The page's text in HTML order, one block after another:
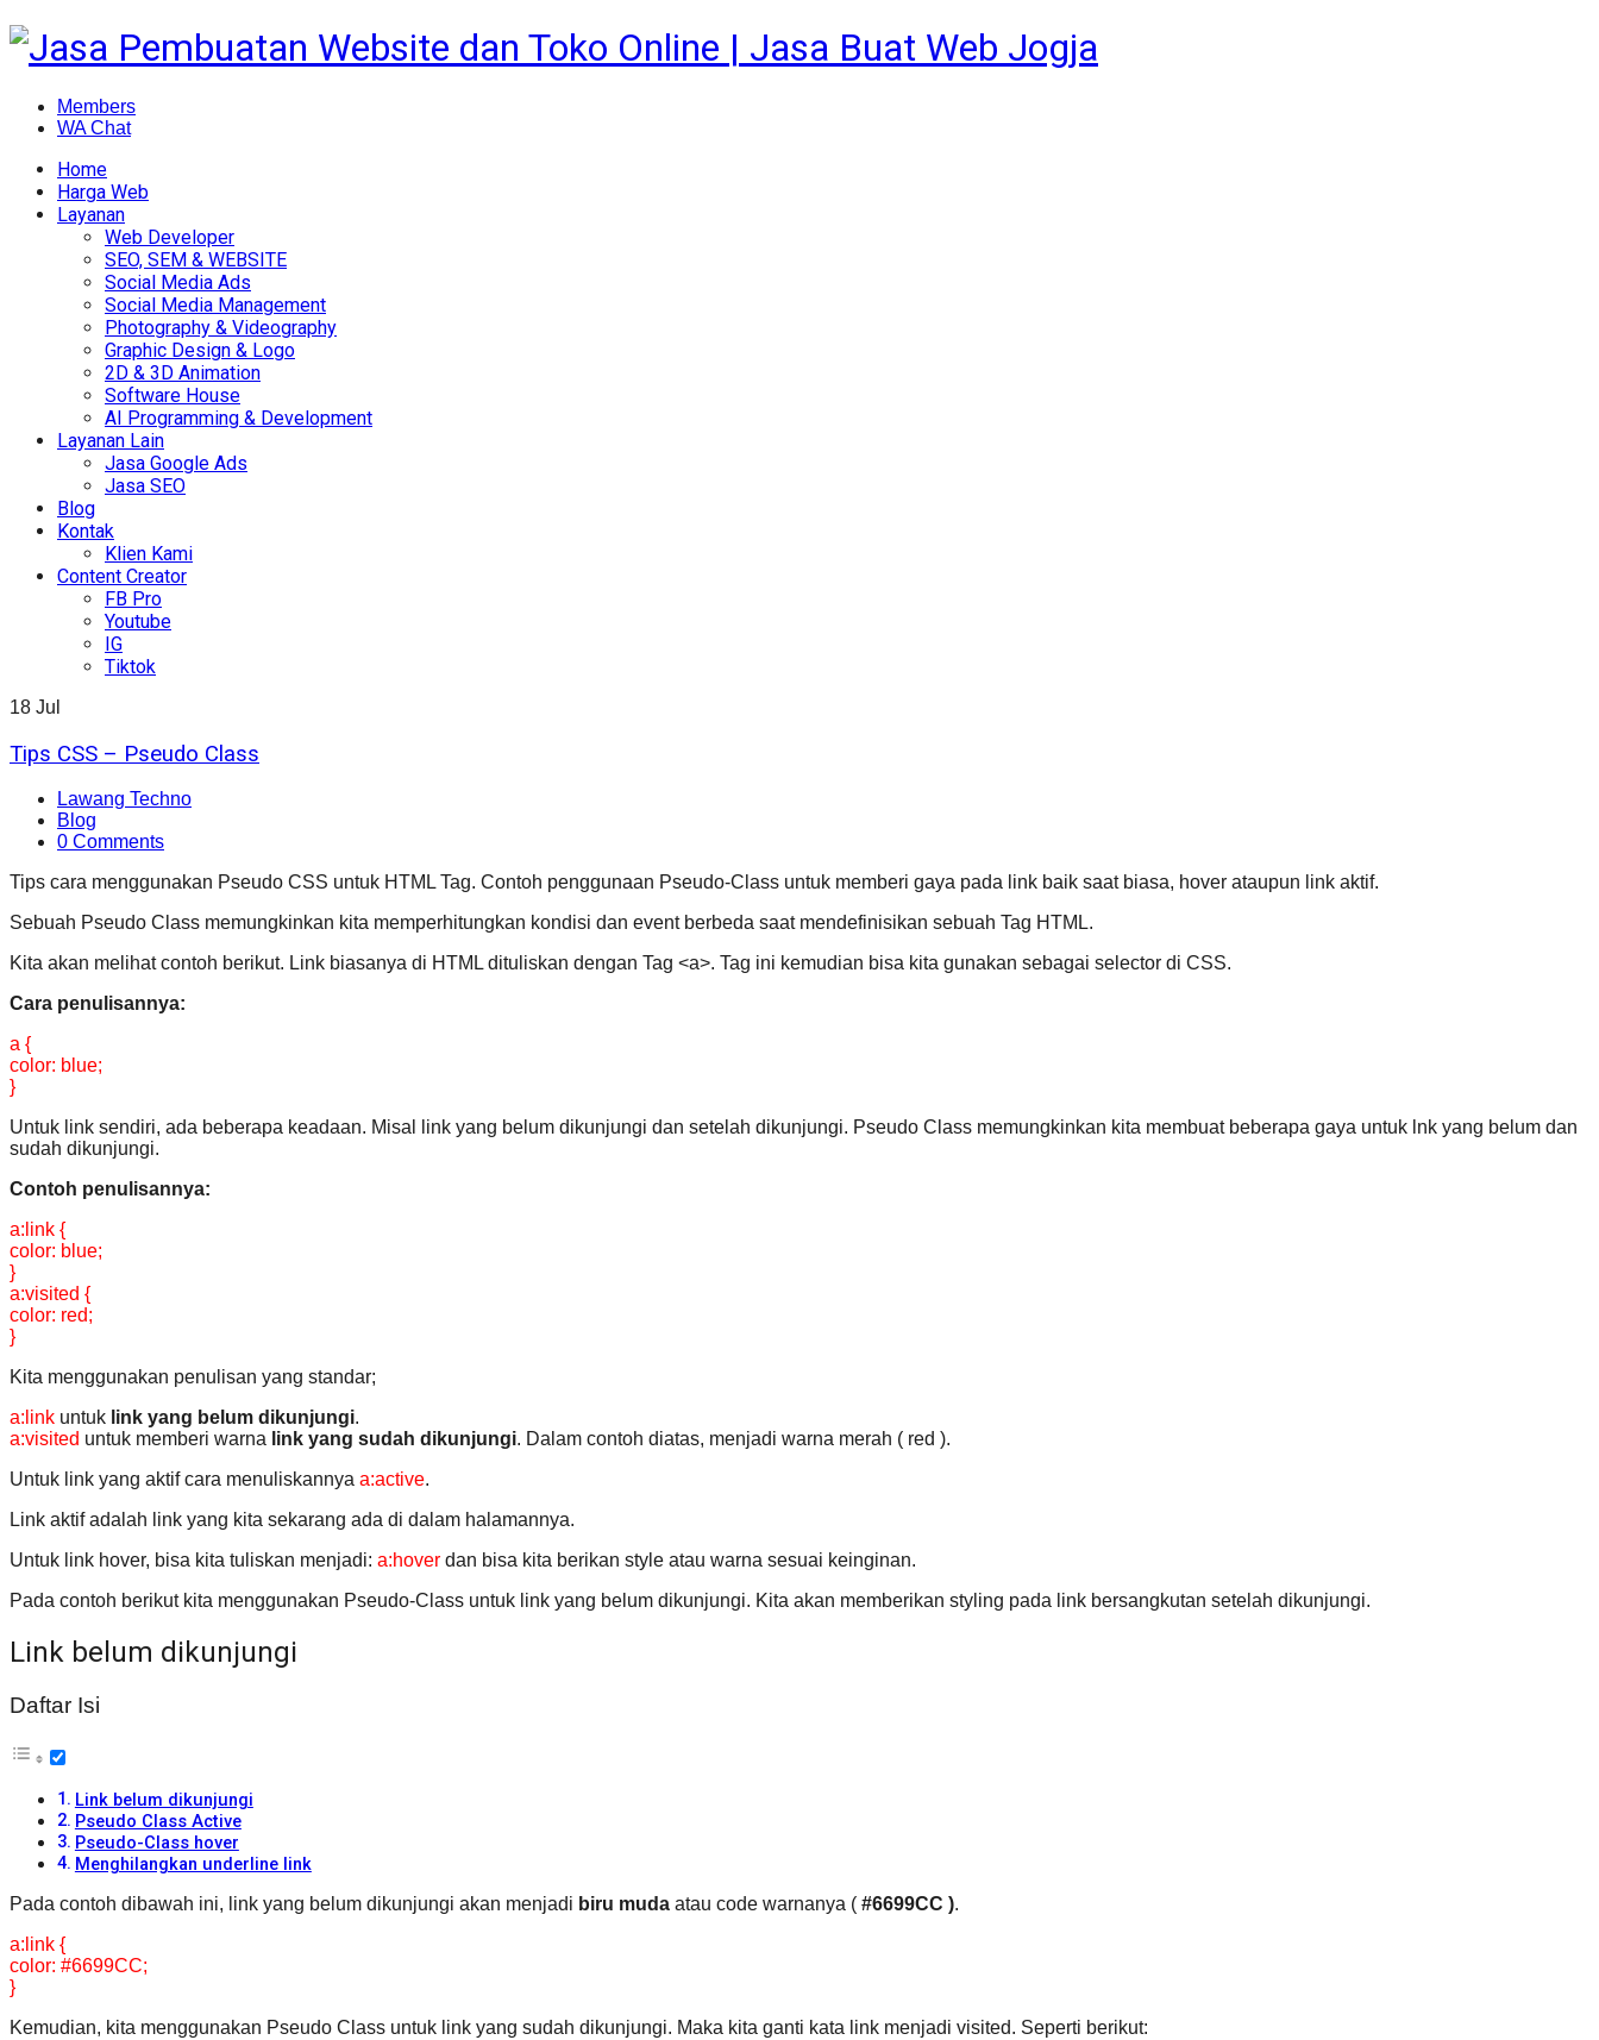
Members
WA Chat
Home
Harga Web
Layanan
Web Developer
SEO, SEM & WEBSITE
Social Media Ads
Social Media Management
Photography & Videography
Graphic Design & Logo
2D & 3D Animation
Software House
AI Programming & Development
Layanan Lain
Jasa Google Ads
Jasa SEO
Blog
Kontak
Klien Kami
Content Creator
FB Pro
Youtube
IG
Tiktok
18 Jul
Tips CSS – Pseudo Class
Lawang Techno
Blog
0 Comments
Tips cara menggunakan Pseudo CSS untuk HTML Tag. Contoh penggunaan Pseudo-Class untuk memberi gaya pada link baik saat biasa, hover ataupun link aktif.
Sebuah Pseudo Class memungkinkan kita memperhitungkan kondisi dan event berbeda saat mendefinisikan sebuah Tag HTML.
Kita akan melihat contoh berikut. Link biasanya di HTML dituliskan dengan Tag <a>. Tag ini kemudian bisa kita gunakan sebagai selector di CSS.
Cara penulisannya:
a {
color: blue;
}
Untuk link sendiri, ada beberapa keadaan. Misal link yang belum dikunjungi dan setelah dikunjungi. Pseudo Class memungkinkan kita membuat beberapa gaya untuk lnk yang belum dan
sudah dikunjungi.
Contoh penulisannya:
a:link {
color: blue;
}
a:visited {
color: red;
}
Kita menggunakan penulisan yang standar;
a:link untuk link yang belum dikunjungi.
a:visited untuk memberi warna link yang sudah dikunjungi. Dalam contoh diatas, menjadi warna merah ( red ).
Untuk link yang aktif cara menuliskannya a:active.
Link aktif adalah link yang kita sekarang ada di dalam halamannya.
Untuk link hover, bisa kita tuliskan menjadi: a:hover dan bisa kita berikan style atau warna sesuai keinginan.
Pada contoh berikut kita menggunakan Pseudo-Class untuk link yang belum dikunjungi. Kita akan memberikan styling pada link bersangkutan setelah dikunjungi.
Link belum dikunjungi
Daftar Isi
Link belum dikunjungi
Pseudo Class Active
Pseudo-Class hover
Menghilangkan underline link
Pada contoh dibawah ini, link yang belum dikunjungi akan menjadi biru muda atau code warnanya ( #6699CC ).
a:link {
color: #6699CC;
}
Kemudian, kita menggunakan Pseudo Class untuk link yang sudah dikunjungi. Maka kita ganti kata link menjadi visited. Seperti berikut: